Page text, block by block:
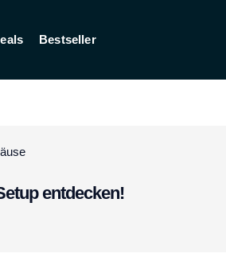
Bestseller
entdecken!